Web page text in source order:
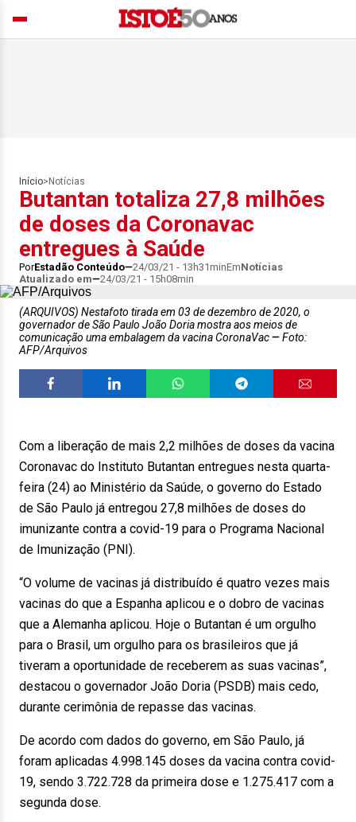
Início> Notícias
Butantan totaliza 27,8 milhões
de doses da Coronavac
entregues à Saúde
PorEstadão Conteúdo 24/03/21 - 13h31minEmNotícias
Atualizado em
24/03/21 - 15h08min
(ARQUIVOS) Nestafoto tirada em 03 de dezembro de 2020, o
governador de São Paulo João Doria mostra aos meios de
comunicação uma embalagem da vacina CoronaVac
Foto:
AFP/Arquivos
Com a liberação de mais 2,2 milhões de doses da vacina
Coronavac do Instituto Butantan entregues nesta quarta-
feira (24) ao Ministério da Saúde, o governo do Estado
de São Paulo já entregou 27,8 milhões de doses do
imunizante contra a covid-19 para o Programa Nacional
de Imunização (PNI).
“O volume de vacinas já distribuído é quatro vezes mais
vacinas do que a Espanha aplicou e o dobro de vacinas
que a Alemanha aplicou. Hoje o Butantan é um orgulho
para o Brasil, um orgulho para os brasileiros que já
tiveram a oportunidade de receberem as suas vacinas”,
destacou o governador João Doria (PSDB) mais cedo,
durante cerimônia de repasse das vacinas.
De acordo com dados do governo, em São Paulo, já
foram aplicadas 4.998.145 doses da vacina contra covid-
19, sendo 3.722.728 da primeira dose e 1.275.417 com a
segunda dose.